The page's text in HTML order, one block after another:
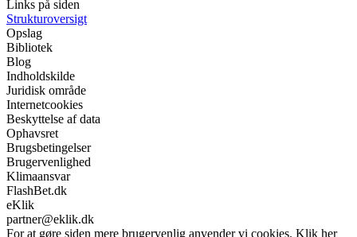
Links på siden
Strukturoversigt
Opslag
Bibliotek
Blog
Indholdskilde
Juridisk område
Internetcookies
Beskyttelse af data
Ophavsret
Brugsbetingelser
Brugervenlighed
Klimaansvar
FlashBet.dk
eKlik
partner@eklik.dk
For at gøre siden mere brugervenlig anvender vi cookies. Klik her